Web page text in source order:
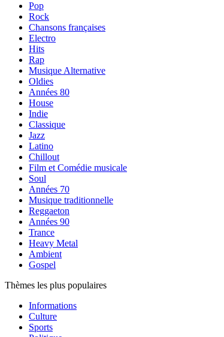
Pop
Rock
Chansons françaises
Electro
Hits
Rap
Musique Alternative
Oldies
Années 80
House
Indie
Classique
Jazz
Latino
Chillout
Film et Comédie musicale
Soul
Années 70
Musique traditionnelle
Reggaeton
Années 90
Trance
Heavy Metal
Ambient
Gospel
Thèmes les plus populaires
Informations
Culture
Sports